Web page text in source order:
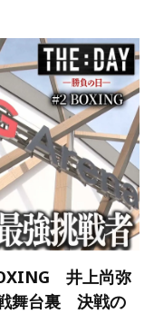
井上尚弥
戦舞台裏 決戦の